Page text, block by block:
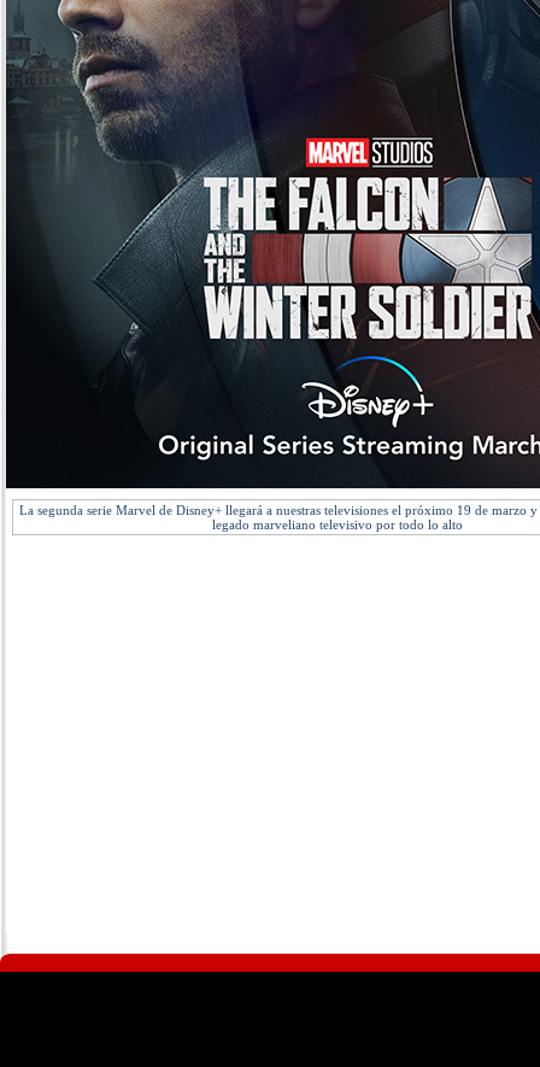
La segunda serie Marvel de Disney+ llegará a nuestras televisiones el próximo 19 de marzo
legado marveliano televisivo por todo lo alto